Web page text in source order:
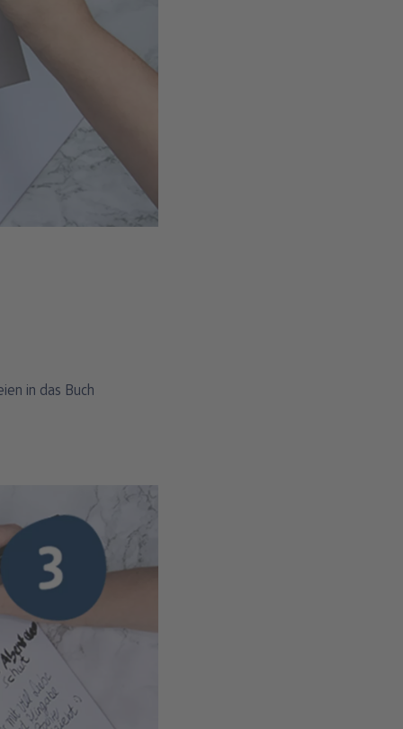
in das Buch